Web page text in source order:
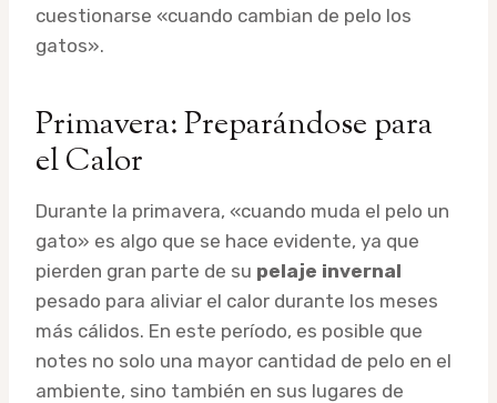
cuestionarse «cuando cambian de pelo los
gatos».
Primavera: Preparándose para
el Calor
Durante la primavera, «cuando muda el pelo un
gato» es algo que se hace evidente, ya que
pierden gran parte de su pelaje invernal
pesado para aliviar el calor durante los meses
más cálidos. En este período, es posible que
notes no solo una mayor cantidad de pelo en el
ambiente, sino también en sus lugares de